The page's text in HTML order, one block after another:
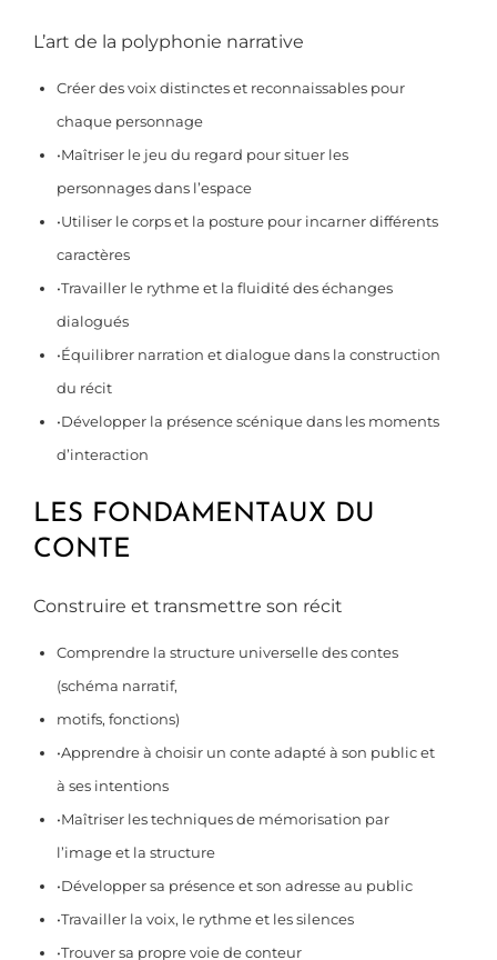
L’art de la polyphonie narrative
Créer des voix distinctes et reconnaissables pour
chaque personnage
•Maîtriser le jeu du regard pour situer les
personnages dans l’espace
•Utiliser le corps et la posture pour incarner différents
caractères
•Travailler le rythme et la fluidité des échanges
dialogués
•Équilibrer narration et dialogue dans la construction
du récit
•Développer la présence scénique dans les moments
d’interaction
LES FONDAMENTAUX DU
CONTE
Construire et transmettre son récit
Comprendre la structure universelle des contes
(schéma narratif,
motifs, fonctions)
•Apprendre à choisir un conte adapté à son public et
à ses intentions
•Maîtriser les techniques de mémorisation par
l’image et la structure
•Développer sa présence et son adresse au public
•Travailler la voix, le rythme et les silences
•Trouver sa propre voie de conteur